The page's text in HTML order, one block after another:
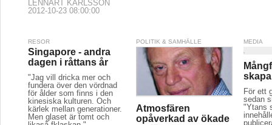
LENNART KARLSSON
2012-10-23 08:00:00
RESOR
Singapore - andra
dagen i råttans år
"Jag vill dricka mer och
fundera över den vördnad
för ålder som finns i den
kinesiska kulturen. Och
kärlek mellan generationer.
Men glaset är tomt och
POLITIK & SAMHÄLLE
Atmosfären
opåverkad av ökade
MEDIA
För ett
sedan
"Ytans